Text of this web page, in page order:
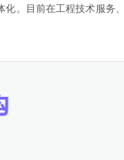
。目前在工程技术服